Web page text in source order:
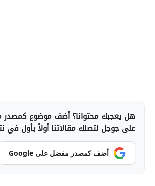
هل يعجبك محتوانا؟ أضف موضوع
على جوجل لتصلك مقالاتنا أولاً بأول في
أضف كمصدر مفضل على Google